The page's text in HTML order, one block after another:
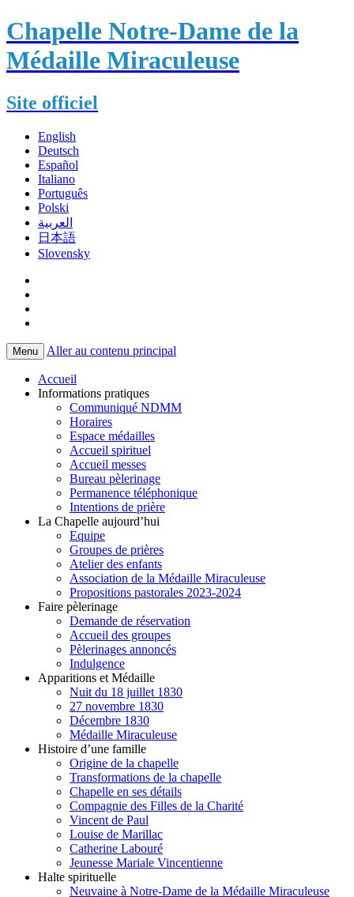
Chapelle Notre-Dame de la
Médaille Miraculeuse
Site officiel
English
Deutsch
Español
Italiano
Português
Polski
العربية
日本語
Slovensky
Menu Aller au contenu principal
Accueil
Informations pratiques
Communiqué NDMM
Horaires
Espace médailles
Accueil spirituel
Accueil messes
Bureau pèlerinage
Permanence téléphonique
Intentions de prière
La Chapelle aujourd’hui
Equipe
Groupes de prières
Atelier des enfants
Association de la Médaille Miraculeuse
Propositions pastorales 2023-2024
Faire pèlerinage
Demande de réservation
Accueil des groupes
Pèlerinages annoncés
Indulgence
Apparitions et Médaille
Nuit du 18 juillet 1830
27 novembre 1830
Décembre 1830
Médaille Miraculeuse
Histoire d’une famille
Origine de la chapelle
Transformations de la chapelle
Chapelle en ses détails
Compagnie des Filles de la Charité
Vincent de Paul
Louise de Marillac
Catherine Labouré
Jeunesse Mariale Vincentienne
Halte spirituelle
Neuvaine à Notre-Dame de la Médaille Miraculeuse